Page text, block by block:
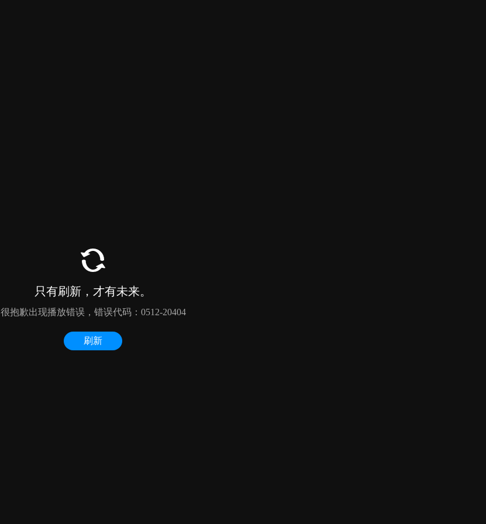
只有刷新，才有未来。
很抱歉出现播放错误，错误代码：0512-20404
刷新